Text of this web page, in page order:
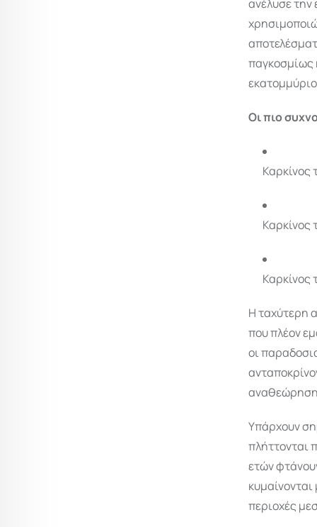
ανέλυσε
παγκοσμίως
Οι πιο
Καρκίνος
Καρκίνος
Καρκίνος
Η ταχύτερη
που πλέον
οι
Υπάρχουν
πλήττονται
ετών
περιοχές